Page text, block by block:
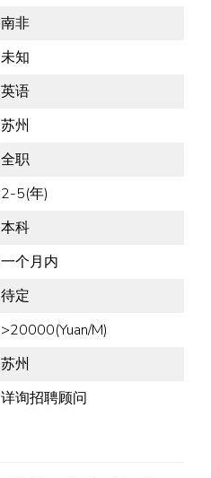
南非
未知
英语
苏州
全职
2-5(年)
本科
一个月内
待定
>20000(Yuan/M)
苏州
详询招聘顾问